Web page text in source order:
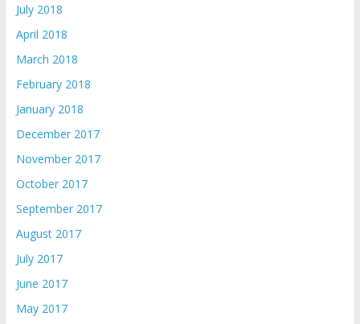
July 2018
April 2018
March 2018
February 2018
January 2018
December 2017
November 2017
October 2017
September 2017
August 2017
July 2017
June 2017
May 2017